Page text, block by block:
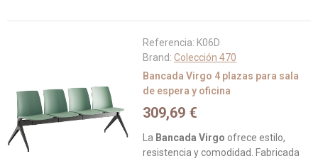
Referencia: K06D
Brand:Colección 470
Bancada Virgo 4 plazas para sala
de espera y oficina
309,69 €
La Bancada Virgo ofrece estilo,
resistencia y comodidad. Fabricada